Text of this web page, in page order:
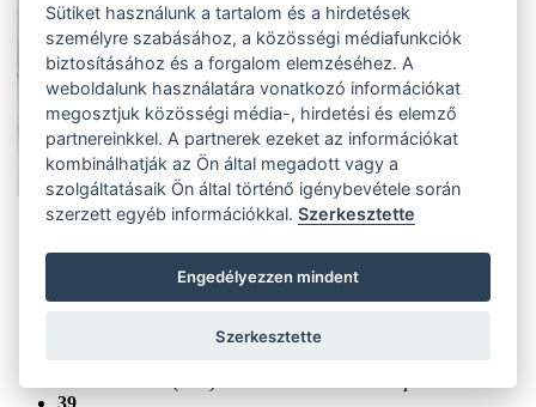
(3 ks)
Szállítás az otthoni:
39
Sütiket használunk a tartalom és a hirdetések
személyre szabásához, a közösségi médiafunkciók
biztosításához és a forgalom elemzéséhez. A
weboldalunk használatára vonatkozó információkat
megosztjuk közösségi média-, hirdetési és elemző
partnereinkkel. A partnerek ezeket az információkat
kombinálhatják az Ön által megadott vagy a
szolgáltatásaik Ön által történő igénybevétele során
szerzett egyéb információkkal.Szerkesztette
Engedélyezzen mindent
Szerkesztette